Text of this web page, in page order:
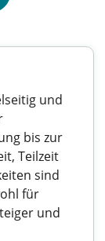
und
bis zur
Teilzeit
sind
für
und